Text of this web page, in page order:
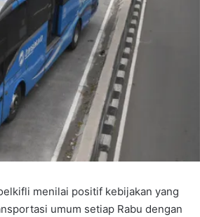
menilai positif kebijakan yang
umum setiap Rabu dengan